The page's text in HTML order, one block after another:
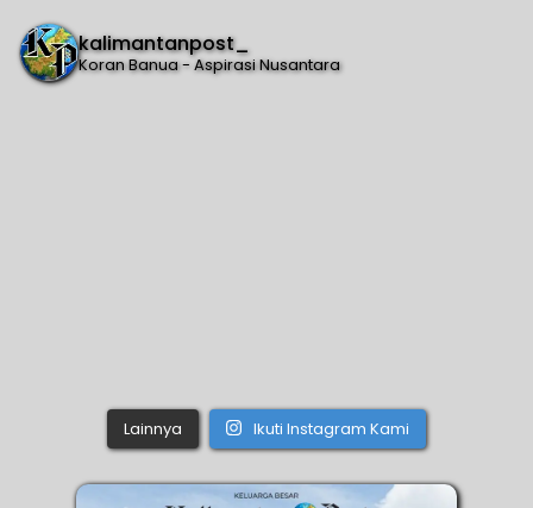
kalimantanpost_
Koran Banua - Aspirasi Nusantara
Lainnya Ikuti Instagram Kami